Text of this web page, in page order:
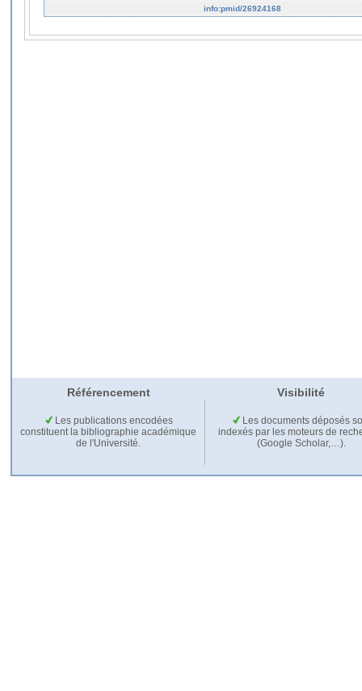
info:pmid/26924168
Référencement Visibilité
Les publications encodées
constituent la bibliographie académique
de l'Université.
Les documents déposés
indexés par les moteurs de
(Google Scholar,…).